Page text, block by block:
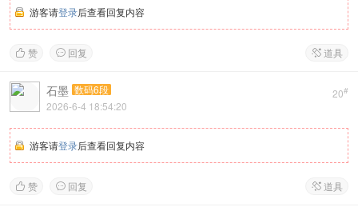
游客请登录后查看回复内容
 赞  回复  道具
20#
石墨 数码6段
2026-6-4 18:54:20
游客请登录后查看回复内容
 赞  回复  道具